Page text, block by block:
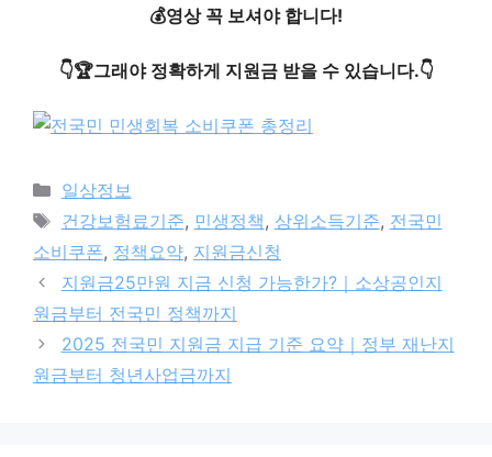
💰영상 꼭 보셔야 합니다!
👇🏆그래야 정확하게 지원금 받을 수 있습니다.👇
카
테
고
리
일상정보
태
그
건강보험료기준, 민생정책, 상위소득기준, 전국민
소비쿠폰, 정책요약, 지원금신청
지원금25만원 지금 신청 가능한가?｜소상공인지
원금부터 전국민 정책까지
2025 전국민 지원금 지급 기준 요약｜정부 재난지
원금부터 청년사업금까지